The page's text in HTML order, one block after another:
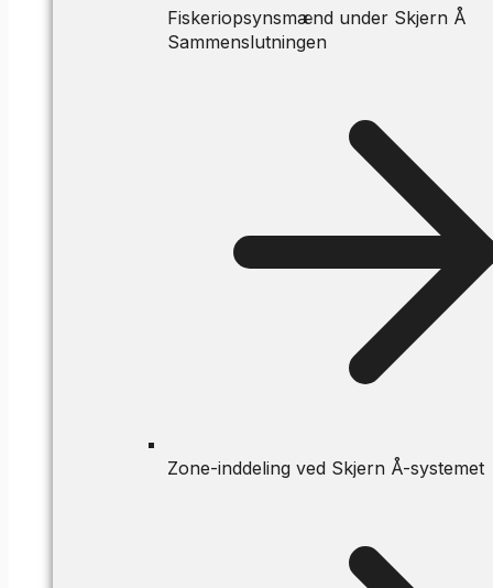
Fiskeriopsynsmænd under Skjern Å
Sammenslutningen
Zone-inddeling ved Skjern Å-systemet